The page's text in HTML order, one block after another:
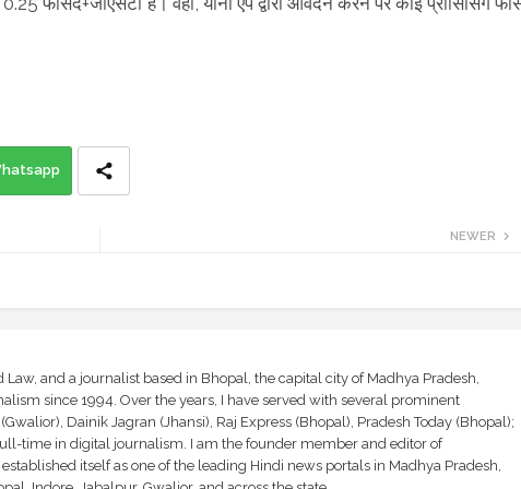
NEWER
and a journalist based in Bhopal, the capital city of Madhya Pradesh,
since 1994. Over the years, I have served with several prominent
Dainik Jagran (Jhansi), Raj Express (Bhopal), Pradesh Today (Bhopal);
time in digital journalism. I am the founder member and editor of
itself as one of the leading Hindi news portals in Madhya Pradesh,